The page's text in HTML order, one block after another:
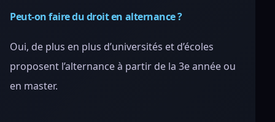
Peut-on faire du droit en alternance ?
Oui, de plus en plus d’universités et d’écoles
proposent l’alternance à partir de la 3e année ou
en master.